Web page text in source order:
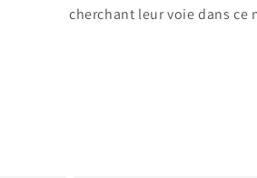
cherchant leur voie dans ce